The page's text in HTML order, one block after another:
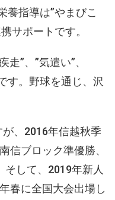
養指導は”やまびこ
サポートです。
走”、”気遣い”、
す。野球を通じ、沢
、2016年信越秋季
信ブロック準優勝、
して、2019年新人
春に全国大会出場し